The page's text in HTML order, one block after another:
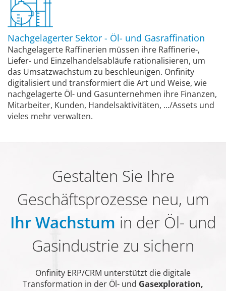
Nachgelagerter Sektor - Öl- und Gasraffination
Nachgelagerte Raffinerien müssen ihre Raffinerie-,
Liefer- und Einzelhandelsabläufe rationalisieren, um
das Umsatzwachstum zu beschleunigen. Onfinity
digitalisiert und transformiert die Art und Weise, wie
nachgelagerte Öl- und Gasunternehmen ihre Finanzen,
Mitarbeiter, Kunden, Handelsaktivitäten, .../Assets und
vieles mehr verwalten.
Gestalten Sie Ihre
Geschäftsprozesse neu, um
Ihr Wachstum in der Öl- und
Gasindustrie zu sichern
Onfinity ERP/CRM unterstützt die digitale
Transformation in der Öl- und Gasexploration,